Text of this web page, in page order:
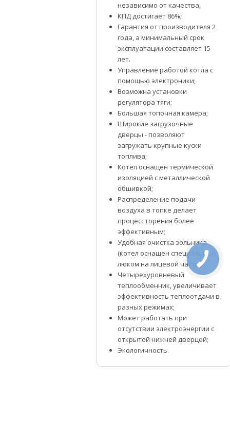
независимо от качества;
КПД достигает 86%;
Гарантия от производителя 2
года, а минимальный срок
эксплуатации составляет 15
лет.
Управление работой котла с
помощью электроники;
Возможна установки
регулятора тяги;
Большая топочная камера;
Широкие загрузочные
дверцы - позволяют
загружать крупные куски
топлива;
Котел оснащен термической
изоляцией с металлической
обшивкой;
Распределение подачи
воздуха в топке делает
процесс горения более
эффективным;
Удобная очистка зольника
(котел оснащен специальным
люком на лицевой части);
Четырехуровневый
теплообменник, увеличивает
эффективность теплоотдачи в
разных режимах;
Может работать при
отсутствии электроэнергии с
открытой нижней дверцей;
Экологичность.